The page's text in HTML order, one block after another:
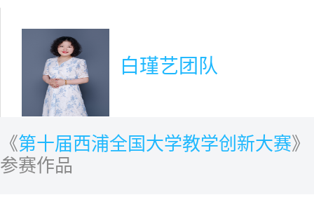
白瑾艺团队
《第十届西浦全国大学教学创新大赛》
参赛作品